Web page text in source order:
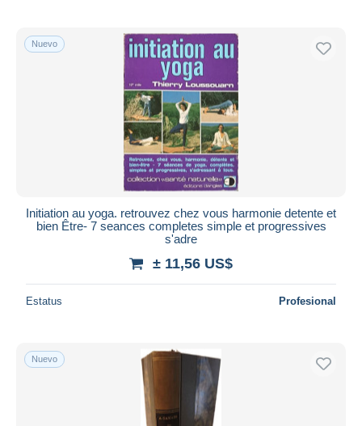
Nuevo
Initiation au yoga. retrouvez chez vous harmonie detente et
bien Être- 7 seances completes simple et progressives
s'adre
± 11,56 US$
Estatus Profesional
Nuevo